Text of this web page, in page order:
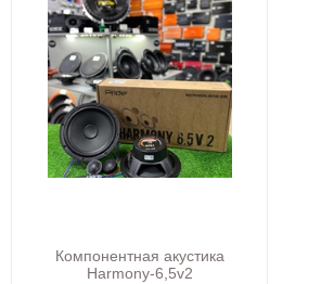
Компонентная акустика
Harmony-6,5v2